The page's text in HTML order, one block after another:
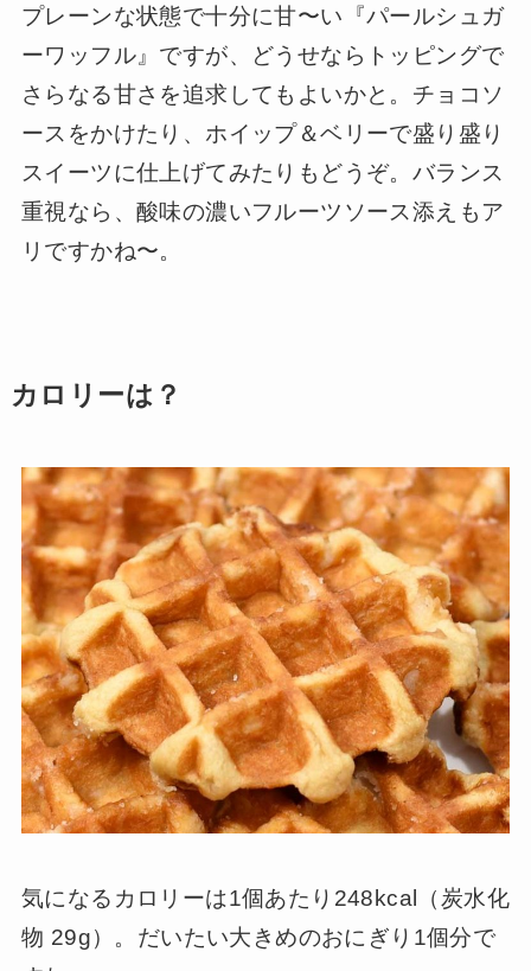
プレーンな状態で十分に甘〜い『パールシュガ
ーワッフル』ですが、どうせならトッピングで
さらなる甘さを追求してもよいかと。チョコソ
ースをかけたり、ホイップ＆ベリーで盛り盛り
スイーツに仕上げてみたりもどうぞ。バランス
重視なら、酸味の濃いフルーツソース添えもア
リですかね〜。
カロリーは？
気になるカロリーは1個あたり248kcal（炭水化
物 29g）。だいたい大きめのおにぎり1個分で